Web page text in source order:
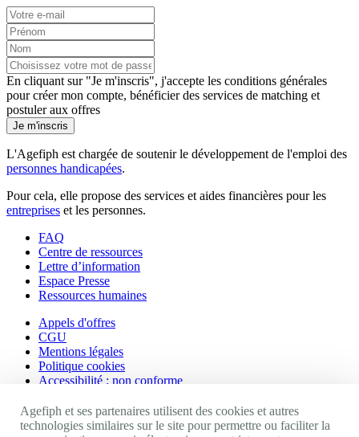
En cliquant sur "Je m'inscris", j'accepte les conditions générales
pour créer mon compte, bénéficier des services de matching et
postuler aux offres
Je m'inscris
L'Agefiph est chargée de soutenir le développement de l'emploi des
personnes handicapées.
Pour cela, elle propose des services et aides financières pour les
entreprises et les personnes.
FAQ
Centre de ressources
Lettre d’information
Espace Presse
Ressources humaines
Appels d'offres
CGU
Mentions légales
Politique cookies
Accessibilité : non conforme
Nos autres sites
Agefiph et ses partenaires utilisent des cookies et autres
technologies similaires sur le site pour permettre ou faciliter la